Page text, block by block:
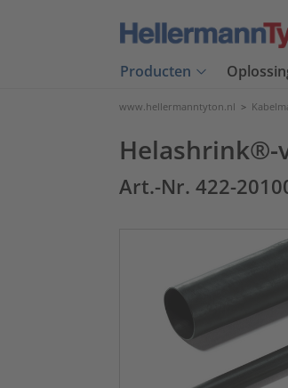
Producten
www.hellermanntyton.nl >
Helashrink®-
Art.-Nr. 422-